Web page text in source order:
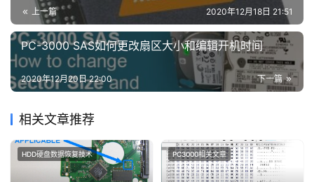
上一篇 2020年12月18日 21:51
PC-3000 SAS如何更改扇区大小和编辑开机时间
下一篇
2020年12月20日 22:00
相关文章推荐
HDD硬盘数据恢复技术 PC3000相关文章